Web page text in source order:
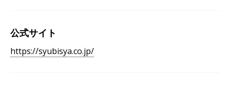
公式サイト
https://syubisya.co.jp/